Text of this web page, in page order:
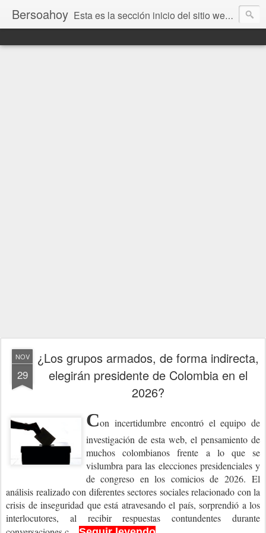
Bersoahoy Esta es la sección inicio del sitio web Bersoahoy con noticias virtuales. Entradas del informativo www.bersoahoy.co
NOV
29
¿Los grupos armados, de forma indirecta,
elegirán presidente de Colombia en el
2026?
Con incertidumbre encontró el equipo de
investigación de esta web, el pensamiento de
muchos colombianos frente a lo que se
vislumbra para las elecciones presidenciales y
de congreso en los comicios de 2026. El
análisis realizado con diferentes sectores sociales relacionado con la
crisis de inseguridad que está atravesando el país, sorprendió a los
interlocutores, al recibir respuestas contundentes durante